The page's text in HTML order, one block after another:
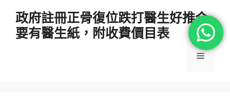
政府註冊正骨復位跌打醫生好推介
要有醫生紙，附收費價目表
選